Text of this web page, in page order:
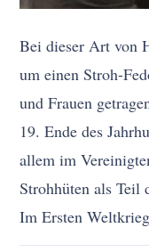
Bei dieser Art von
um einen Stroh-
und Frauen
19. Ende des
allem im
Strohhüten als Teil
Im Ersten